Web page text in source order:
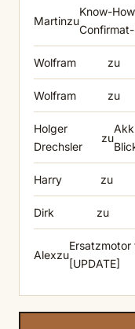
Martinzu
Know-
Wolfram zu
Wolfram zu
Holger
Drechsler
zu
Harry zu
Dirk zu
Alexzu
Ersatzmotor
[UPDATE]